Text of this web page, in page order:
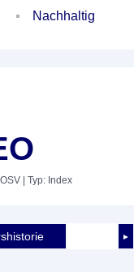
Nachhaltig
| Typ: Index
►